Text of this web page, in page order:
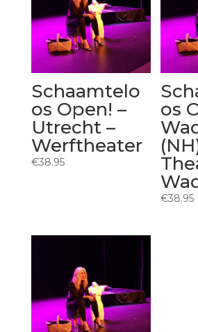
Schaamtelo
os Open! –
Utrecht –
Werftheater
€38.95
os
€38.95